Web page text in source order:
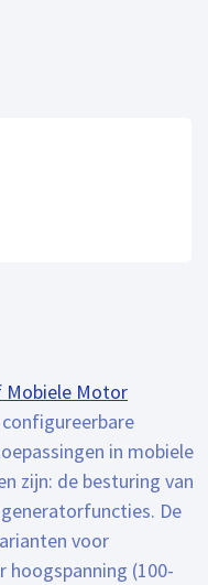
Mobiele Motor
in mobiele
zijn: de besturing van
De
voor
hoogspanning (100-